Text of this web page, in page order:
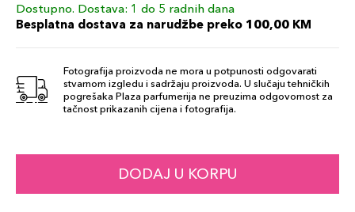
Dostupno. Dostava: 1 do 5 radnih dana
Besplatna dostava za narudžbe preko 100,00 KM
Fotografija proizvoda ne mora u potpunosti odgovarati
stvarnom izgledu i sadržaju proizvoda. U slučaju tehničkih
pogrešaka Plaza parfumerija ne preuzima odgovornost za
tačnost prikazanih cijena i fotografija.
DODAJ U KORPU